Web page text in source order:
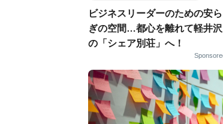
ビジネスリーダーのための安ら
ぎの空間…都心を離れて軽井沢
の「シェア別荘」へ！